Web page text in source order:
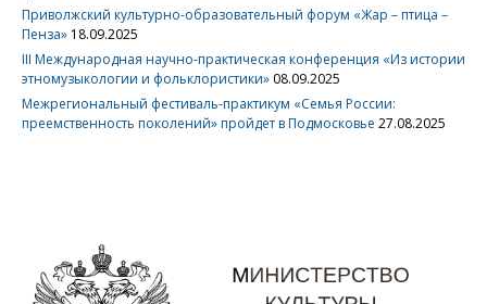
Приволжский культурно-образовательный форум «Жар – птица –
Пенза» 18.09.2025
III Международная научно-практическая конференция «Из истории
этномузыкологии и фольклористики» 08.09.2025
Межрегиональный фестиваль-практикум «Семья России:
преемственность поколений» пройдет в Подмосковье 27.08.2025